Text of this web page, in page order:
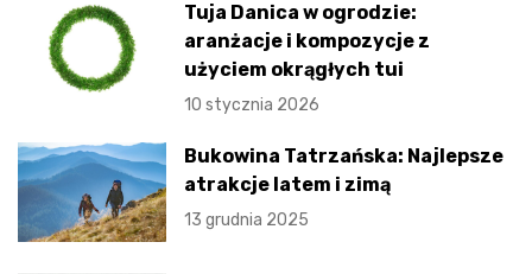
Tuja Danica w ogrodzie:
aranżacje i kompozycje z
użyciem okrągłych tui
10 stycznia 2026
Bukowina Tatrzańska: Najlepsze
atrakcje latem i zimą
13 grudnia 2025